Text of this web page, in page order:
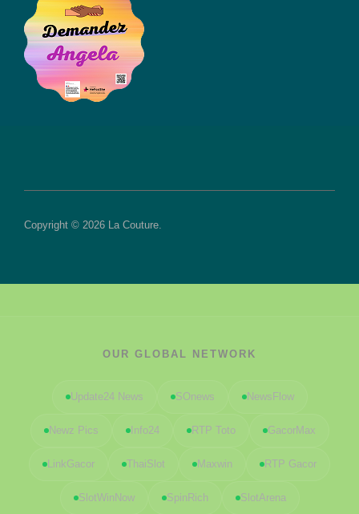
Copyright © 2026 La Couture.
OUR GLOBAL NETWORK
Update24 News SOnews NewsFlow
Newz Pics Info24 RTP Toto GacorMax
LinkGacor ThaiSlot Maxwin RTP Gacor
SlotWinNow SpinRich SlotArena